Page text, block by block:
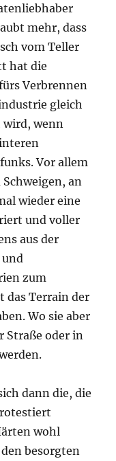
mehr, dass
vom Teller
hat die
Verbrennen
gleich
wird, wenn
Vor allem
an
wieder eine
und voller
aus der
zum
das Terrain der
Wo sie aber
Straße oder in
dann die, die
wohl
besorgten